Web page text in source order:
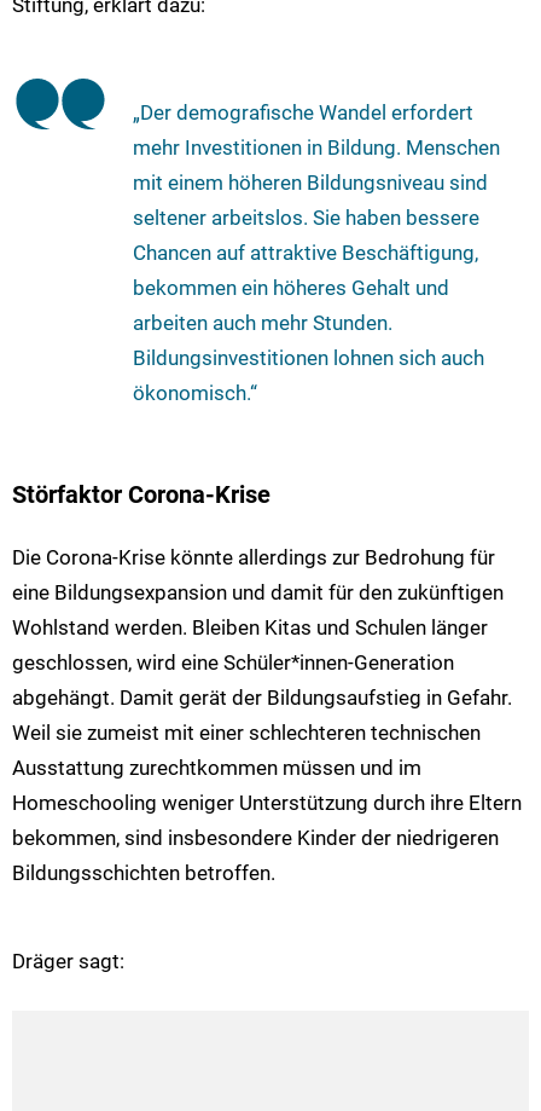
„Der demografische Wandel erfordert
mehr Investitionen in Bildung. Menschen
mit einem höheren Bildungsniveau sind
seltener arbeitslos. Sie haben bessere
Chancen auf attraktive Beschäftigung,
bekommen ein höheres Gehalt und
arbeiten auch mehr Stunden.
Bildungsinvestitionen lohnen sich auch
ökonomisch.“
Störfaktor Corona-Krise
Die Corona-Krise könnte allerdings zur Bedrohung für
eine Bildungsexpansion und damit für den zukünftigen
Wohlstand werden. Bleiben Kitas und Schulen länger
geschlossen, wird eine Schüler*innen-Generation
abgehängt. Damit gerät der Bildungsaufstieg in Gefahr.
Weil sie zumeist mit einer schlechteren technischen
Ausstattung zurechtkommen müssen und im
Homeschooling weniger Unterstützung durch ihre Eltern
bekommen, sind insbesondere Kinder der niedrigeren
Bildungsschichten betroffen.
Dräger sagt: